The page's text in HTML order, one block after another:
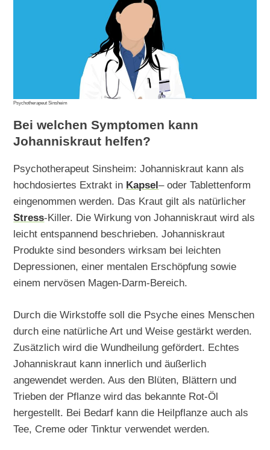
Psychotherapeut Sinsheim
Bei welchen Symptomen kann
Johanniskraut helfen?
Psychotherapeut Sinsheim: Johanniskraut kann als
hochdosiertes Extrakt in Kapsel– oder Tablettenform
eingenommen werden. Das Kraut gilt als natürlicher
Stress-Killer. Die Wirkung von Johanniskraut wird als
leicht entspannend beschrieben. Johanniskraut
Produkte sind besonders wirksam bei leichten
Depressionen, einer mentalen Erschöpfung sowie
einem nervösen Magen-Darm-Bereich.
Durch die Wirkstoffe soll die Psyche eines Menschen
durch eine natürliche Art und Weise gestärkt werden.
Zusätzlich wird die Wundheilung gefördert. Echtes
Johanniskraut kann innerlich und äußerlich
angewendet werden. Aus den Blüten, Blättern und
Trieben der Pflanze wird das bekannte Rot-Öl
hergestellt. Bei Bedarf kann die Heilpflanze auch als
Tee, Creme oder Tinktur verwendet werden.